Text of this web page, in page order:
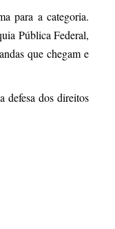
para a categoria.
Pública Federal,
que chegam e
defesa dos direitos